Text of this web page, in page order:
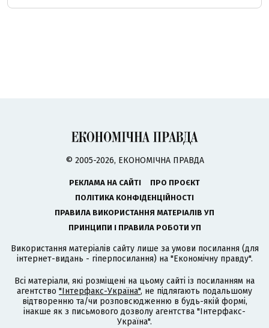
© 2005-2026, ЕКОНОМІЧНА ПРАВДА
РЕКЛАМА НА САЙТІ
ПРО ПРОЄКТ
ПОЛІТИКА КОНФІДЕНЦІЙНОСТІ
ПРАВИЛА ВИКОРИСТАННЯ МАТЕРІАЛІВ УП
ПРИНЦИПИ І ПРАВИЛА РОБОТИ УП
Використання матеріалів сайту лише за умови посилання (для
інтернет-видань - гіперпосилання) на "Економічну правду".
Всі матеріали, які розміщені на цьому сайті із посиланням на
агентство "Інтерфакс-Україна", не підлягають подальшому
відтворенню та/чи розповсюдженню в будь-якій формі,
інакше як з письмового дозволу агентства "Інтерфакс-
Україна".